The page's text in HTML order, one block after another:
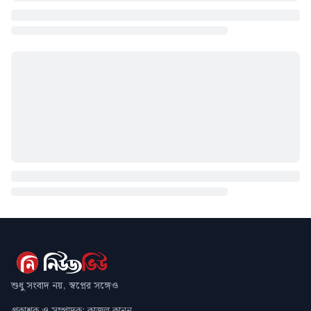
শুধু সংবাদ নয়, স্বপ্নের সঙ্গেও